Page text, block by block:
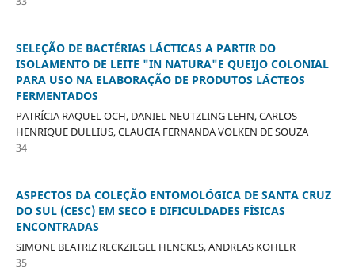
SELEÇÃO DE BACTÉRIAS LÁCTICAS A PARTIR DO
ISOLAMENTO DE LEITE "IN NATURA"E QUEIJO COLONIAL
PARA USO NA ELABORAÇÃO DE PRODUTOS LÁCTEOS
FERMENTADOS
PATRÍCIA RAQUEL OCH, DANIEL NEUTZLING LEHN, CARLOS
HENRIQUE DULLIUS, CLAUCIA FERNANDA VOLKEN DE SOUZA
34
ASPECTOS DA COLEÇÃO ENTOMOLÓGICA DE SANTA CRUZ
DO SUL (CESC) EM SECO E DIFICULDADES FÍSICAS
ENCONTRADAS
SIMONE BEATRIZ RECKZIEGEL HENCKES, ANDREAS KOHLER
35